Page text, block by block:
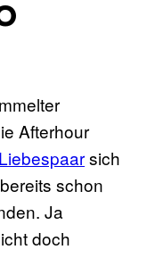
Afterhour
sich
schon
Ja
doch